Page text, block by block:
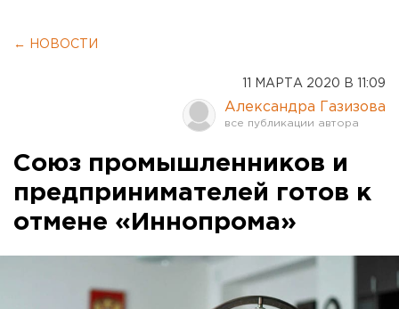
← НОВОСТИ
11 МАРТА 2020 В 11:09
Александра Газизова
Союз промышленников и
предпринимателей готов к
отмене «Иннопрома»